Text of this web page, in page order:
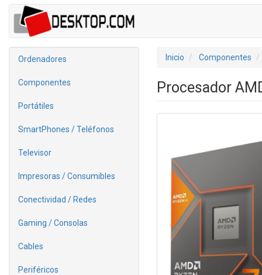
Ordenadores
Componentes
Portátiles
SmartPhones / Teléfonos
Televisor
Impresoras / Consumibles
Conectividad / Redes
Gaming / Consolas
Cables
Periféricos
Inicio Componentes
Procesador